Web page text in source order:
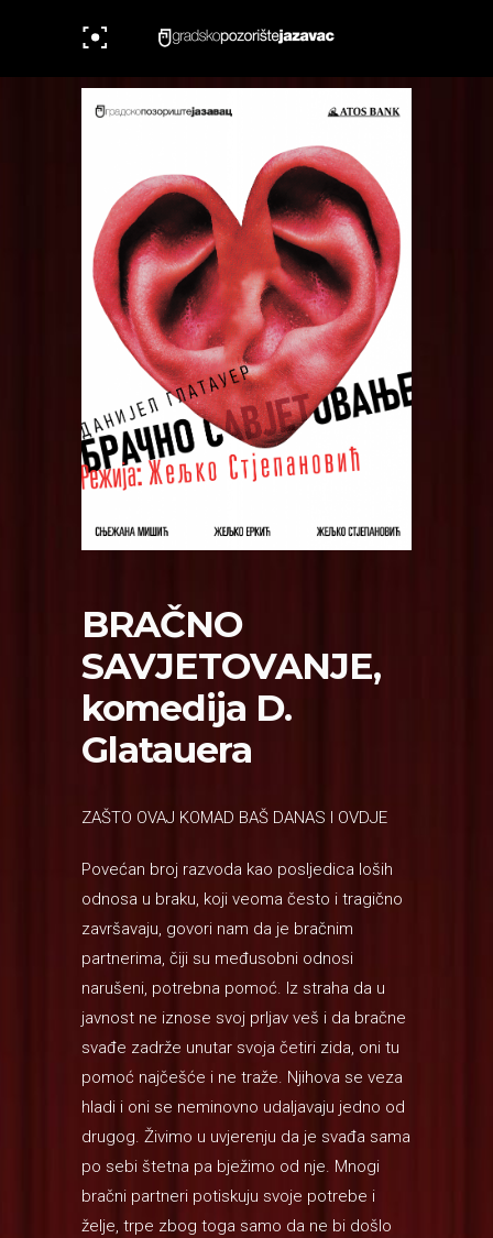
BRAČNO
SAVJETOVANJE,
komedija D.
Glatauera
ZAŠTO OVAJ KOMAD BAŠ DANAS I OVDJE
Povećan broj razvoda kao posljedica loših
odnosa u braku, koji veoma često i tragično
završavaju, govori nam da je bračnim
partnerima, čiji su međusobni odnosi
narušeni, potrebna pomoć. Iz straha da u
javnost ne iznose svoj prljav veš i da bračne
svađe zadrže unutar svoja četiri zida, oni tu
pomoć najčešće i ne traže. Njihova se veza
hladi i oni se neminovno udaljavaju jedno od
drugog. Živimo u uvjerenju da je svađa sama
po sebi štetna pa bježimo od nje. Mnogi
bračni partneri potiskuju svoje potrebe i
želje, trpe zbog toga samo da ne bi došlo